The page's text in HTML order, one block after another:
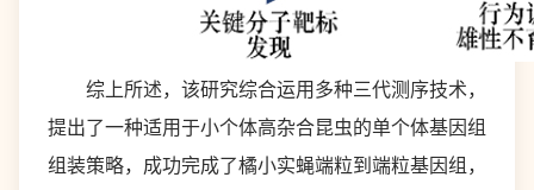
综上所述，该研究综合运用多种三代测序技术，
提出了一种适用于小个体高杂合昆虫的单个体基因组
组装策略，成功完成了橘小实蝇端粒到端粒基因组，